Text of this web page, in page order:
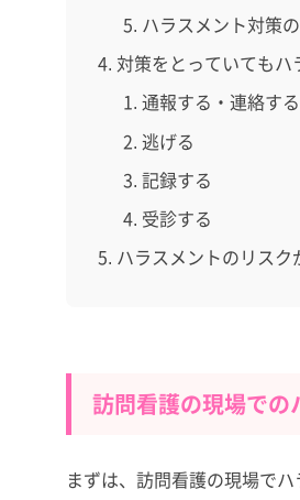
ハラスメント対策
対策をとっていても
通報する・連絡する
逃げる
記録する
受診する
ハラスメントのリス
訪問看護の現場での
まずは、訪問看護の現場で